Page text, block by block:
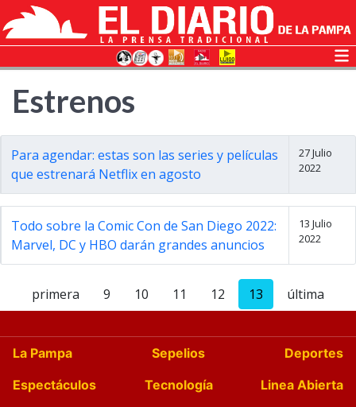
Estrenos
Para agendar: estas son las series y películas
que estrenará Netflix en agosto
27 Julio
2022
Todo sobre la Comic Con de San Diego 2022:
Marvel, DC y HBO darán grandes anuncios
13 Julio
2022
primera 9 10 11 12 13 última
La Pampa Sepelios
Deportes
Espectáculos
Tecnología
Linea Abierta